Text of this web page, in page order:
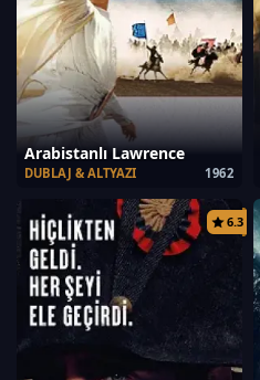
Arabistanlı Lawrence
1962
DUBLAJ & ALTYAZI
6.3